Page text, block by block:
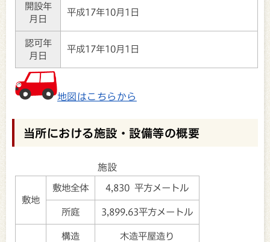
開設年
月日
平成17年10月1日
認可年
月日
平成17年10月1日
地図はこちらから
当所における施設・設備等の概要
施設
敷地
敷地全体 4,830 平方メートル
所庭 3,899.63平方メートル
構造 木造平屋造り